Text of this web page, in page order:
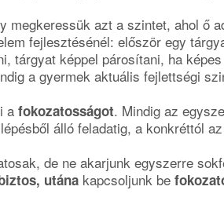
megkeressük azt a szintet, ahol ő
fejlesztésénél: először egy
tárgyat képpel párosítani, ha
a gyermek aktuális fejlettségi
a fokozatosságot. Mindig az
álló feladatig, a konkréttól
de ne akarjunk egyszerre
utána kapcsoljunk be